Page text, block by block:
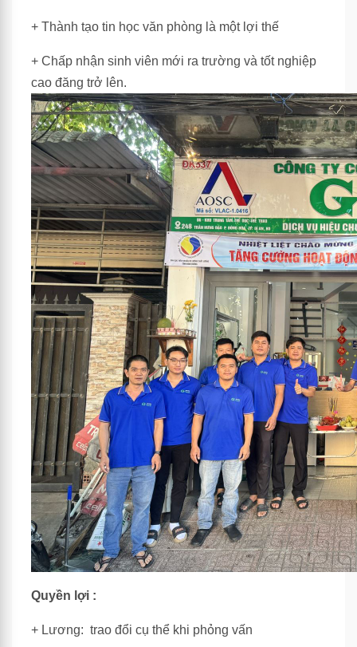
+ Thành tạo tin học văn phòng là một lợi thế
+ Chấp nhận sinh viên mới ra trường và tốt nghiệp
cao đăng trở lên.
Quyền lợi :
+ Lương: trao đổi cụ thể khi phỏng vấn